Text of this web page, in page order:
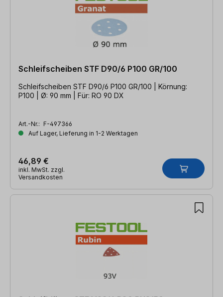
Schleifscheiben STF D90/6 P100 GR/100
Schleifscheiben STF D90/6 P100 GR/100 | Körnung:
P100 | Ø: 90 mm | Für: RO 90 DX
Art.-Nr.: F-497366
Auf Lager, Lieferung in 1-2 Werktagen
46,89 €
inkl. MwSt. zzgl.
Versandkosten